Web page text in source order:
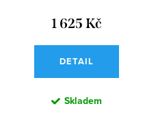
1 625 Kč
DETAIL
Skladem